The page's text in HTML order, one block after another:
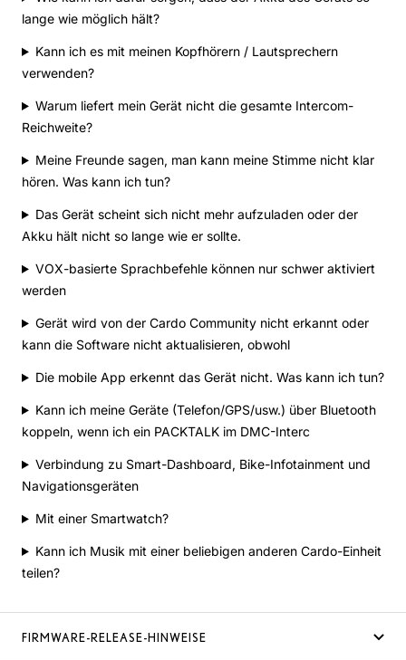
lange wie möglich hält?
Kann ich es mit meinen Kopfhörern / Lautsprechern
verwenden?
Warum liefert mein Gerät nicht die gesamte Intercom-
Reichweite?
Meine Freunde sagen, man kann meine Stimme nicht klar
hören. Was kann ich tun?
Das Gerät scheint sich nicht mehr aufzuladen oder der
Akku hält nicht so lange wie er sollte.
VOX-basierte Sprachbefehle können nur schwer aktiviert
werden
Gerät wird von der Cardo Community nicht erkannt oder
kann die Software nicht aktualisieren, obwohl
Die mobile App erkennt das Gerät nicht. Was kann ich tun?
Kann ich meine Geräte (Telefon/GPS/usw.) über Bluetooth
koppeln, wenn ich ein PACKTALK im DMC-Interc
Verbindung zu Smart-Dashboard, Bike-Infotainment und
Navigationsgeräten
Mit einer Smartwatch?
Kann ich Musik mit einer beliebigen anderen Cardo-Einheit
teilen?
FIRMWARE-RELEASE-HINWEISE